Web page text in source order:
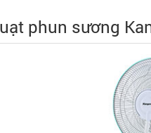
phun sương